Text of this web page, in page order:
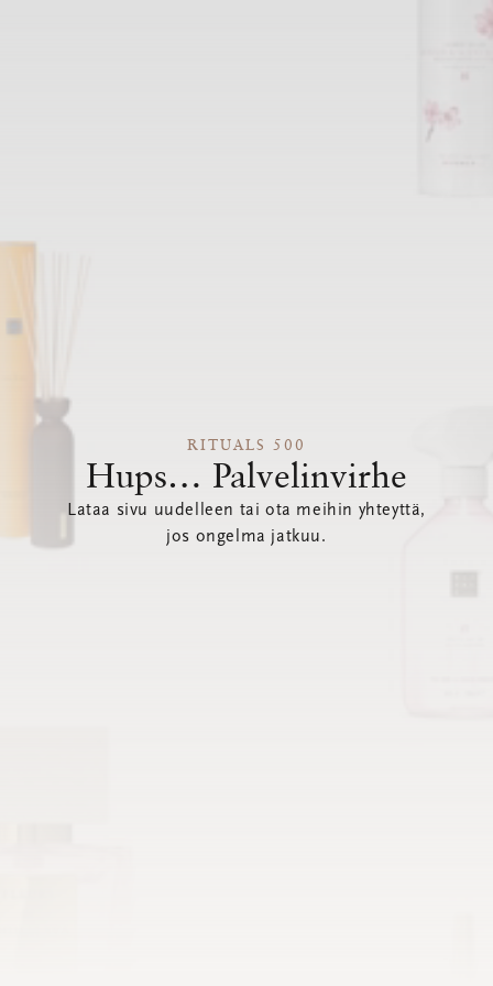
RITUALS 500
Hups… Palvelinvirhe
Lataa sivu uudelleen tai ota meihin yhteyttä,
jos ongelma jatkuu.